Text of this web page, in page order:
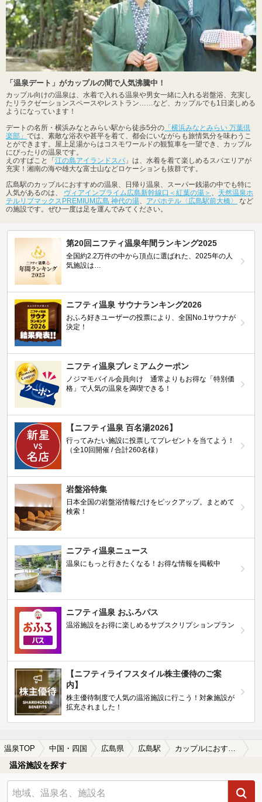
「温泉デート」がカップルの間で人気沸騰中！
カップル向けの温泉は、水着で入れる温泉や男女一緒に入れる岩盤浴、充実し
たリラクゼーションスペースやレストラン……など、カップルでも1日楽しめる
ようになっています！
デートの名所・横浜みなとみらい駅から徒歩5分の 「横浜みなとみらい 万葉倶
楽部」 では、素敵な浴衣や甚平を着て、都会にいながらも旅情気分を味わうこ
とができます。屋上足湯からはコスモワールドの観覧車を一望でき、カップル
にぴったりの温泉です。
えのすぱこと「江の島アイランドスパ 」は、水着を着て楽しめるスパエリアが
充実！湘南の海や雄大な富士山などロケーションも抜群です。
広島駅のカップルにおすすめの温泉、日帰り温泉、スーパー銭湯の中でも特に
人気があるのは、 ヴィアインプライム広島新幹線口＜紅葉の湯＞
天然温泉ホ
テルリブマックスPREMIUM広島 神代の湯
アパホテル〈広島駅前大橋〉
など
の施設です。ぜひ一度は足を運んでみてください。
第20回ニフティ温泉年間ランキング2025
全国約2.2万件の中から頂点に選ばれた、2025年の人
気施設は…
ニフティ温泉 サウナランキング2026
おふろ好きユーザーの投票により、全国No.1サウナが
決定！
ニフティ温泉プレミアムクーポン
ノジマモバイル会員向け 通常よりもお得な「特別価
格」で人気の温泉を満喫できる！
【ニフティ温泉 百名湯2026】
行ってみたい施設に投票してプレゼントを当てよう！
（全10回開催 / 合計260名様）
岩盤浴特集
日本全国の岩盤浴情報だけをピックアップ。まとめて
検索！
ニフティ温泉ニュース
温泉にもっと行きたくなる！お得な情報を掲載中
ニフティ温泉 おふろパス
温浴施設をお得に楽しめるサブスクリプションプラン
【ニフティライフスタイル株主優待のご案
内】
株主優待制度で人気の温浴施設に行こう！対象施設が
拡充されました！
温泉TOP 中国・四国 広島県 広島駅 カップルにおすすめの広島駅近くの温泉、日帰り温泉、スーパー銭湯おすすめ
温浴施設を探す